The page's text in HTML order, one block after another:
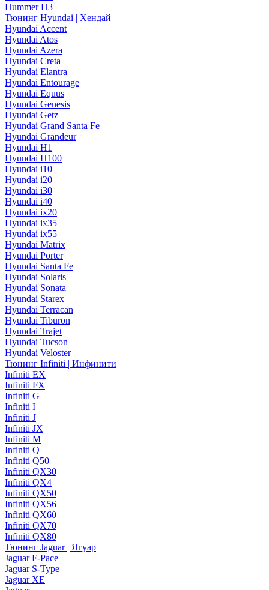
Hummer H3
Тюнинг Hyundai | Хендай
Hyundai Accent
Hyundai Atos
Hyundai Azera
Hyundai Creta
Hyundai Elantra
Hyundai Entourage
Hyundai Equus
Hyundai Genesis
Hyundai Getz
Hyundai Grand Santa Fe
Hyundai Grandeur
Hyundai H1
Hyundai H100
Hyundai i10
Hyundai i20
Hyundai i30
Hyundai i40
Hyundai ix20
Hyundai ix35
Hyundai ix55
Hyundai Matrix
Hyundai Porter
Hyundai Santa Fe
Hyundai Solaris
Hyundai Sonata
Hyundai Starex
Hyundai Terracan
Hyundai Tiburon
Hyundai Trajet
Hyundai Tucson
Hyundai Veloster
Тюнинг Infiniti | Инфинити
Infiniti EX
Infiniti FX
Infiniti G
Infiniti I
Infiniti J
Infiniti JX
Infiniti M
Infiniti Q
Infiniti Q50
Infiniti QX30
Infiniti QX4
Infiniti QX50
Infiniti QX56
Infiniti QX60
Infiniti QX70
Infiniti QX80
Тюнинг Jaguar | Ягуар
Jaguar F-Pace
Jaguar S-Type
Jaguar XE